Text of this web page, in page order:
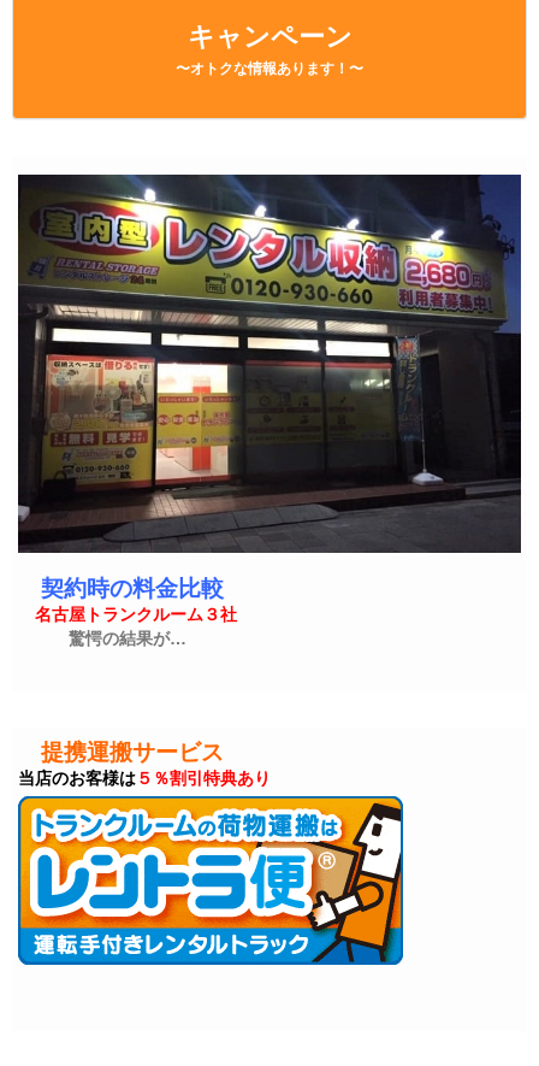
キャンペーン
〜オトクな情報あります！〜
契約時の料金比較
名古屋トランクルーム３社
驚愕の結果が…
提携運搬サービス
当店のお客様は５％割引特典あり